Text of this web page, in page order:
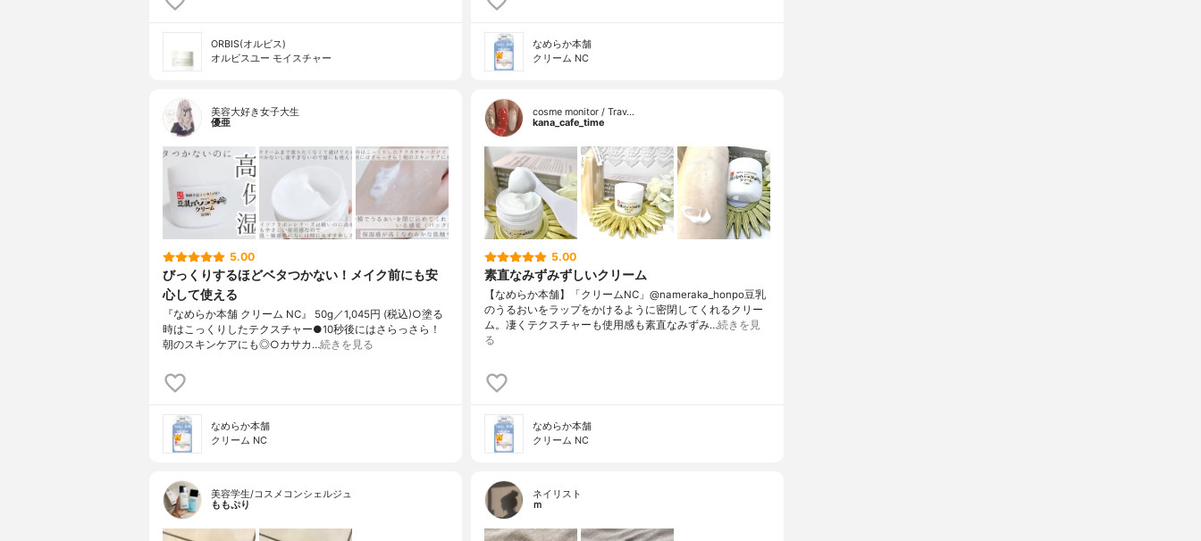
ORBIS(オルビス)
オルビスユー モイスチャー
なめらか本舗
クリーム NC
美容大好き女子大生
優亜
5.00
びっくりするほどベタつかない！メイク前にも安
心して使える
『なめらか本舗 クリーム NC』 50g／1,045円 (税込)○塗る
時はこっくりしたテクスチャー●10秒後にはさらっさら！
朝のスキンケアにも◎○カサカ…続きを見る
なめらか本舗
クリーム NC
cosme monitor / Trav…
kana_cafe_time
5.00
素直なみずみずしいクリーム
【なめらか本舗】「クリームNC」@nameraka_honpo豆乳
のうるおいをラップをかけるように密閉してくれるクリー
ム。凄くテクスチャーも使用感も素直なみずみ…続きを見
る
なめらか本舗
クリーム NC
美容学生/コスメコンシェルジュ
ももぷり
ネイリスト
ｍ